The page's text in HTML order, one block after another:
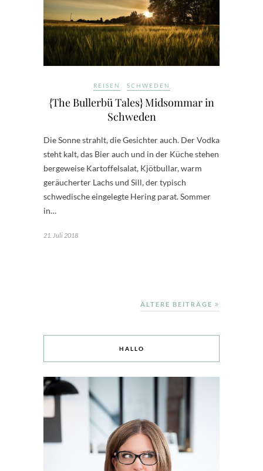
REISEN SCHWEDEN
{The Bullerbü Tales} Midsommar in
Schweden
Die Sonne strahlt, die Gesichter auch. Der Vodka
steht kalt, das Bier auch und in der Küche stehen
bergeweise Kartoffelsalat, Kjötbullar, warm
geräucherter Lachs und Sill, der typisch
schwedische eingelegte Hering parat. Sommer
in…
21. Juli 2018
ÄLTERE BEITRÄGE
HALLO